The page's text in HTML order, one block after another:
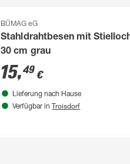
BÜMAG eG
Stahldrahtbesen mit
30 cm grau
15,49 €
Lieferung nach Hause
Verfügbar in Troisdorf